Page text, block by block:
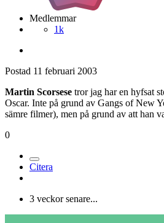
Medlemmar
1k
Postad 11 februari 2003
Martin Scorsese tror jag har en hyfsat
Oscar. Inte på grund av Gangs of New
sämre filmer), men på grund av att han
0
Citera
3 veckor senare...